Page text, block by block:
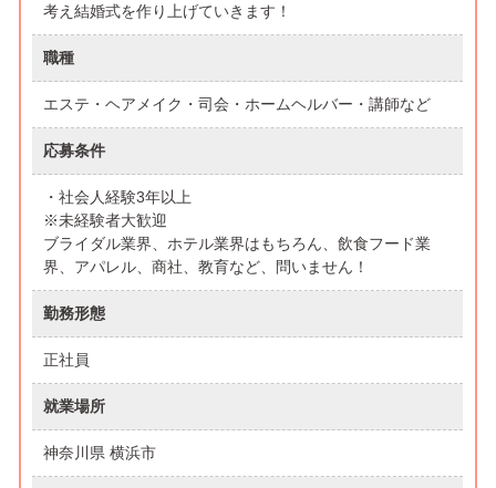
考え結婚式を作り上げていきます！
職種
エステ・ヘアメイク・司会・ホームヘルバー・講師など
応募条件
・社会人経験3年以上
※未経験者大歓迎
ブライダル業界、ホテル業界はもちろん、飲食フード業
界、アパレル、商社、教育など、問いません！
勤務形態
正社員
就業場所
神奈川県 横浜市